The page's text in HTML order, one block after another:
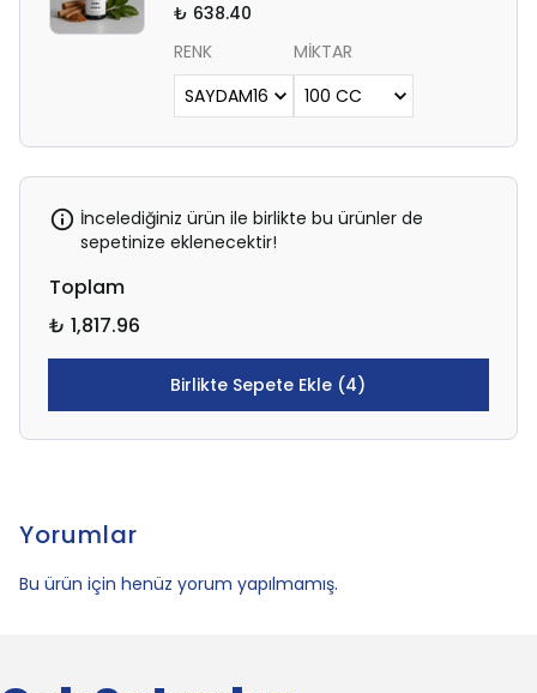
₺ 638.40
RENK
MİKTAR
İncelediğiniz ürün ile birlikte bu ürünler de
sepetinize eklenecektir!
Toplam
₺ 1,817.96
Birlikte Sepete Ekle (4)
Yorumlar
Bu ürün için henüz yorum yapılmamış.